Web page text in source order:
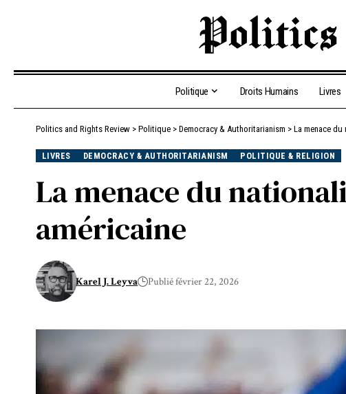
Politique Droits Humains Livres
Politics and Rights Review > Politique > Democracy & Authoritarianism > La menace
LIVRES DEMOCRACY & AUTHORITARIANISM POLITIQUE & RELIGION
La menace du
américaine
Karel J. Leyva Publié février 22, 2026